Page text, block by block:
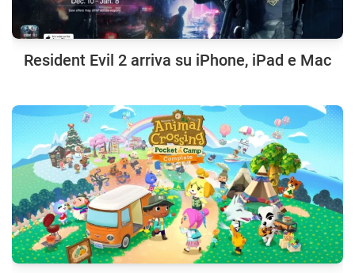
Resident Evil 2 arriva su iPhone, iPad e Mac